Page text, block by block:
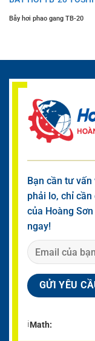
Bẫy hơi phao gang TB-20
Bạn cần tư vấn
phải lo, chỉ
của Hoàng
ngay!
ℹMath: